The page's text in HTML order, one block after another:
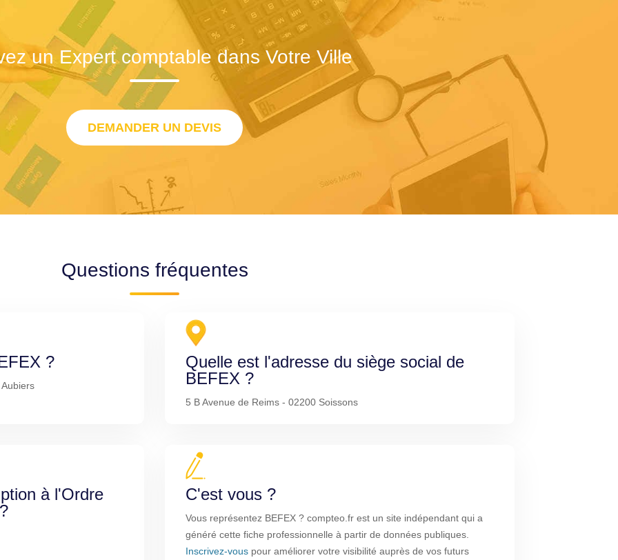
un Expert comptable dans Votre Ville
DEMANDER UN DEVIS
Questions fréquentes
?
Quelle est l'adresse du siège social de
BEFEX ?
5 B Avenue de Reims - 02200 Soissons
à l'Ordre
C'est vous ?
Vous représentez BEFEX ? compteo.fr est un site indépendant qui a
généré cette fiche professionnelle à partir de données publiques.
Inscrivez-vous pour améliorer votre visibilité auprès de vos futurs